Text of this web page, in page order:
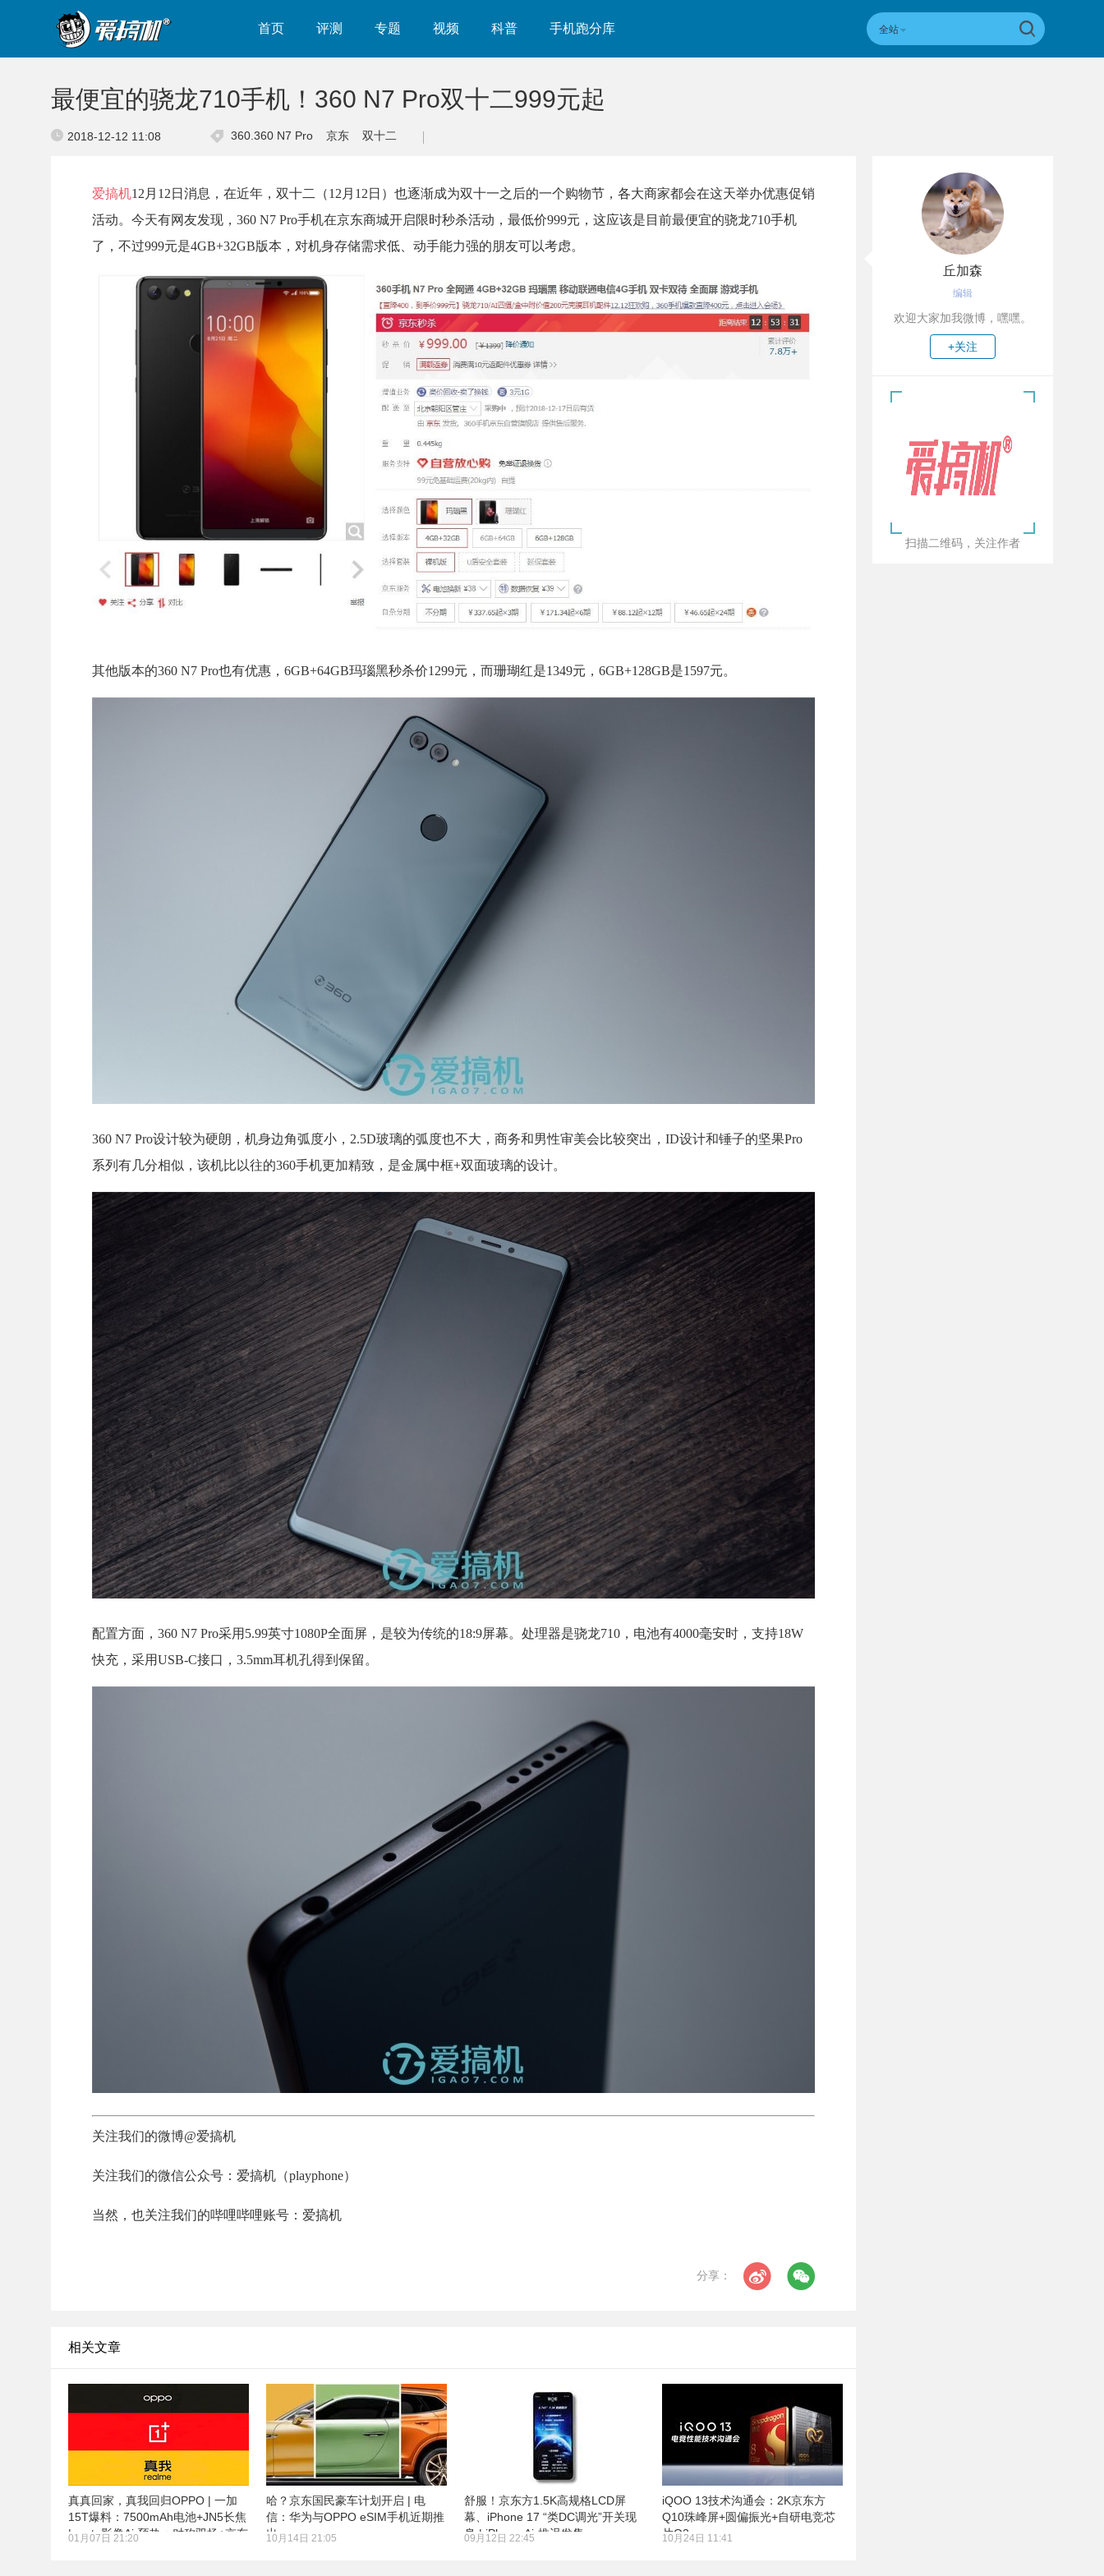
首页 评测 专题 视频 科普 手机跑分库 全站
最便宜的骁龙710手机！360 N7 Pro双十二999元起
2018-12-12 11:08 360.360 N7 Pro 京东 双十二
爱搞机12月12日消息，在近年，双十二（12月12日）也逐渐成为双十一之后的一个购物节，各大商家都会在这天举办优惠促销
活动。今天有网友发现，360 N7 Pro手机在京东商城开启限时秒杀活动，最低价999元，这应该是目前最便宜的骁龙710手机
了，不过999元是4GB+32GB版本，对机身存储需求低、动手能力强的朋友可以考虑。
其他版本的360 N7 Pro也有优惠，6GB+64GB玛瑙黑秒杀价1299元，而珊瑚红是1349元，6GB+128GB是1597元。
360 N7 Pro设计较为硬朗，机身边角弧度小，2.5D玻璃的弧度也不大，商务和男性审美会比较突出，ID设计和锤子的坚果Pro
系列有几分相似，该机比以往的360手机更加精致，是金属中框+双面玻璃的设计。
配置方面，360 N7 Pro采用5.99英寸1080P全面屏，是较为传统的18:9屏幕。处理器是骁龙710，电池有4000毫安时，支持18W
快充，采用USB-C接口，3.5mm耳机孔得到保留。
关注我们的微博@爱搞机
关注我们的微信公众号：爱搞机（playphone）
当然，也关注我们的哔哩哔哩账号：爱搞机
分享：
相关文章
真真回家，真我回归OPPO | 一加
15T爆料：7500mAh电池+JN5长焦
| moto影像Air预热：对称双扬+京东
01月07日 21:20
哈？京东国民豪车计划开启 | 电
信：华为与OPPO eSIM手机近期推
出
10月14日 21:05
舒服！京东方1.5K高规格LCD屏
幕、iPhone 17 “类DC调光”开关现
身 | iPhone Air推迟发售
09月12日 22:45
iQOO 13技术沟通会：2K京东方
Q10珠峰屏+圆偏振光+自研电竞芯
片Q2
10月24日 11:41
丘加森
编辑
欢迎大家加我微博，嘿嘿。
+关注
扫描二维码，关注作者